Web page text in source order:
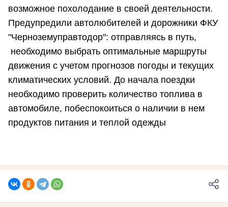
возможное похолодание в своей деятельности.
Предупредили автолюбителей и дорожники ФКУ
"Черноземуправтодор": отправляясь в путь,
необходимо выбрать оптимальные маршруты
движения с учетом прогнозов погоды и текущих
климатических условий. До начала поездки
необходимо проверить количество топлива в
автомобиле, побеспокоиться о наличии в нем
продуктов питания и теплой одежды